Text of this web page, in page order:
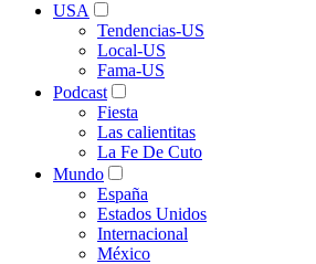
USA
Tendencias-US
Local-US
Fama-US
Podcast
Fiesta
Las calientitas
La Fe De Cuto
Mundo
España
Estados Unidos
Internacional
México